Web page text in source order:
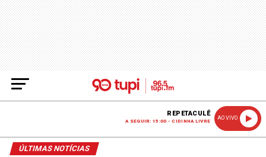
REPETACULÊ
A SEGUIR: 15:00 - CIDINHA LIVRE
AO VIVO
ÚLTIMAS NOTÍCIAS